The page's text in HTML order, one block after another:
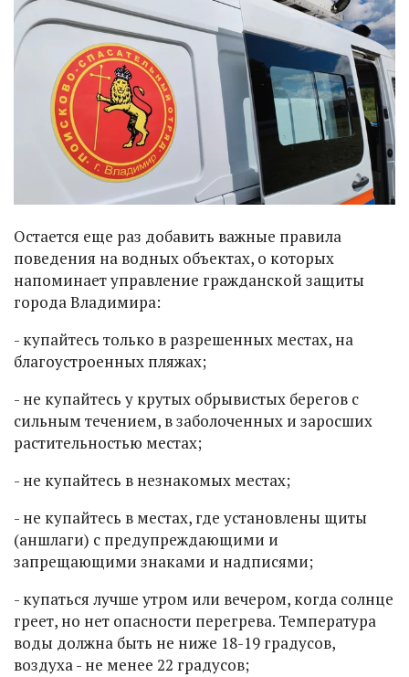
Остается еще раз добавить важные правила
поведения на водных объектах, о которых
напоминает управление гражданской защиты
города Владимира:
- купайтесь только в разрешенных местах, на
благоустроенных пляжах;
- не купайтесь у крутых обрывистых берегов с
сильным течением, в заболоченных и заросших
растительностью местах;
- не купайтесь в незнакомых местах;
- не купайтесь в местах, где установлены щиты
(аншлаги) с предупреждающими и
запрещающими знаками и надписями;
- купаться лучше утром или вечером, когда солнце
греет, но нет опасности перегрева. Температура
воды должна быть не ниже 18-19 градусов,
воздуха - не менее 22 градусов;